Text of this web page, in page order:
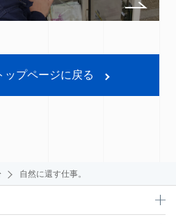
ップページに戻る
自然に還す仕事。